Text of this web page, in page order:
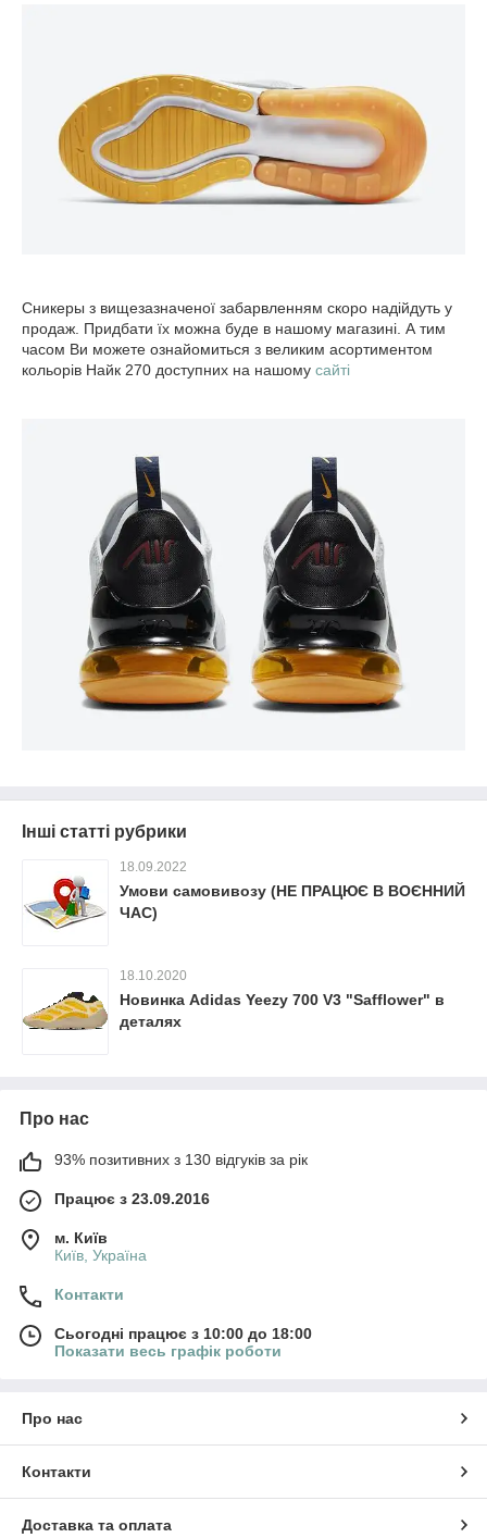
Сникеры з вищезазначеної забарвленням скоро надійдуть у
продаж. Придбати їх можна буде в нашому магазині. А тим
часом Ви можете ознайомиться з великим асортиментом
кольорів Найк 270 доступних на нашому сайті
Інші статті рубрики
18.09.2022
Умови самовивозу (НЕ ПРАЦЮЄ В ВОЄННИЙ
ЧАС)
18.10.2020
Новинка Adidas Yeezy 700 V3 "Safflower" в
деталях
Про нас
93% позитивних з 130 відгуків за рік
Працює з 23.09.2016
м. Київ
Київ, Україна
Контакти
Сьогодні працює з 10:00 до 18:00
Показати весь графік роботи
Про нас
Контакти
Доставка та оплата